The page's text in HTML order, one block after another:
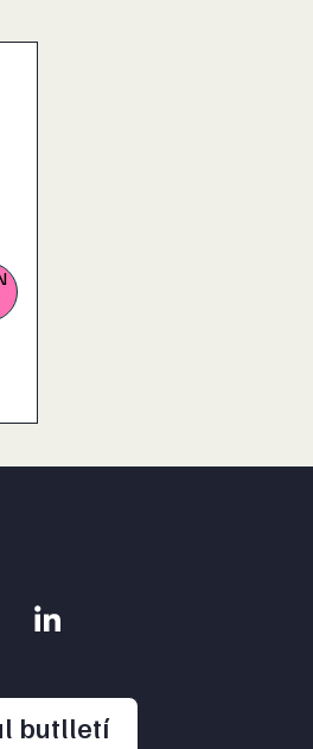
butlletíopens in a new